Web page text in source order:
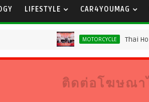
LIFESTYLE CAR4YOUMAG
MOTORCYCLE Thai Honda รวมพลัง
ติดต่อโฆษณา